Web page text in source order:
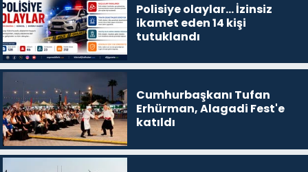
Polisiye olaylar… İzinsiz
ikamet eden 14 kişi
tutuklandı
Cumhurbaşkanı Tufan
Erhürman, Alagadi Fest'e
katıldı